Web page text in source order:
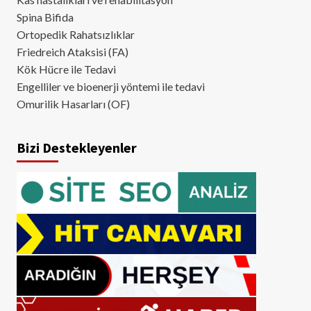
Spina Bifida
Ortopedik Rahatsızlıklar
Friedreich Ataksisi (FA)
Kök Hücre ile Tedavi
Engelliler ve bioenerji yöntemi ile tedavi
Omurilik Hasarları (OF)
Bizi Destekleyenler